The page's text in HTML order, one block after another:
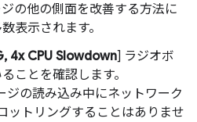
の他の側面を改善する方法に
表示されます。
4x CPU Slowdown] ラジオボ
ことを確認します。
ジの読み込み中にネットワーク
ットリングすることはありませ